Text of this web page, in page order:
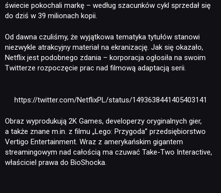
świecie pokochali markę – według szacunków cykl sprzedał się
do dziś w 39 milionach kopii.
Od dawna czuliśmy, że wyjątkowa tematyka tytułów stanowi
niezwykle atrakcyjny materiał na ekranizację. Jak się okazało,
Netflix jest podobnego zdania – korporacja ogłosiła na swoim
Twitterze rozpoczęcie prac nad filmową adaptacją serii.
https://twitter.com/NetflixPL/status/1493638441405403141
Obraz wyprodukują 2K Games, developerzy oryginalnych gier,
a także znane m.in. z filmu „Lego: Przygoda” przedsiębiorstwo
Vertigo Entertainment. Wraz z amerykańskim gigantem
streamingowym nad całością ma czuwać Take-Two Interactive,
właściciel prawa do BioShocka.